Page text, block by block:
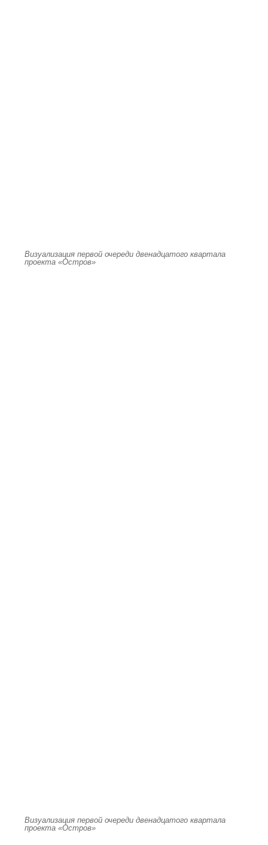
Визуализация первой очереди двенадцатого квартала
проекта «Остров»
Визуализация первой очереди двенадцатого квартала
проекта «Остров»